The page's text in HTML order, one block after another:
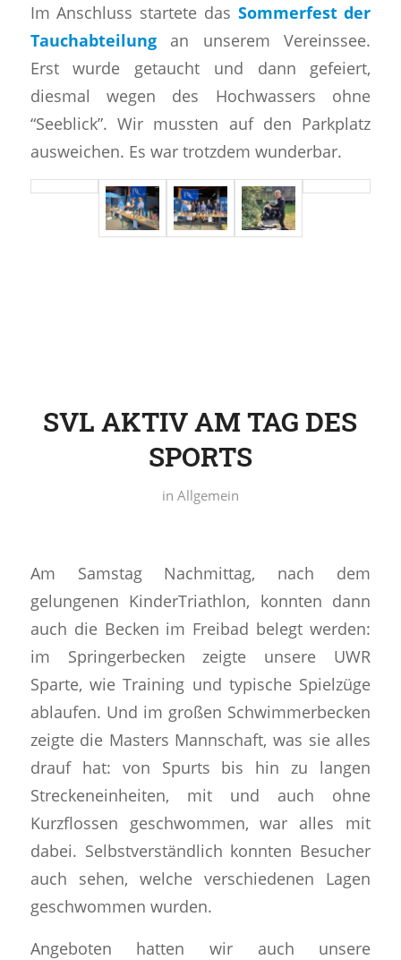
Im Anschluss startete das Sommerfest der
Tauchabteilungan unserem Vereinssee.
Erst wurde getaucht und dann gefeiert,
diesmal wegen des Hochwassers ohne
“Seeblick”. Wir mussten auf den Parkplatz
ausweichen. Es war trotzdem wunderbar.
SVL AKTIV AM TAG DES
SPORTS
in Allgemein
Am Samstag Nachmittag, nach dem
gelungenen KinderTriathlon, konnten dann
auch die Becken im Freibad belegt werden:
im Springerbecken zeigte unsere UWR
Sparte, wie Training und typische Spielzüge
ablaufen. Und im großen Schwimmerbecken
zeigte die Masters Mannschaft, was sie alles
drauf hat: von Spurts bis hin zu langen
Streckeneinheiten, mit und auch ohne
Kurzflossen geschwommen, war alles mit
dabei. Selbstverständlich konnten Besucher
auch sehen, welche verschiedenen Lagen
geschwommen wurden.
Angeboten hatten wir auch unsere